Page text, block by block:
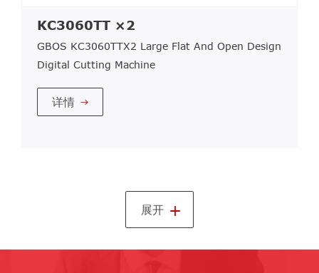
KC3060TT ×2
GBOS KC3060TTX2 Large Flat And Open Design
Digital Cutting Machine
详情
展开 +